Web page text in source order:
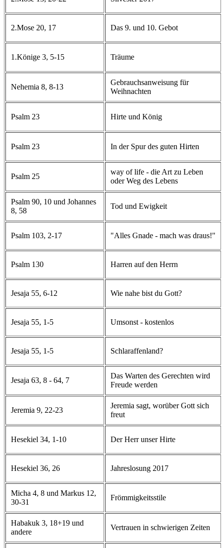
2.Mose 20, 17 Das 9. und 10. Gebot
1.Könige 3, 5-15 Träume
Nehemia 8, 8-13
Gebrauchsanweisung für
Weihnachten
Psalm 23 Hirte und König
Psalm 23 In der Spur des guten Hirten
Psalm 25
way of life - die Art zu Leben
oder Weg des Lebens
Psalm 90, 10 und Johannes
8, 58
Tod und Ewigkeit
Psalm 103, 2-17 "Alles Gnade - mach was draus!"
Psalm 130 Harren auf den Herrn
Jesaja 55, 6-12 Wie nahe bist du Gott?
Jesaja 55, 1-5 Umsonst - kostenlos
Jesaja 55, 1-5 Schlaraffenland?
Jesaja 63, 8 - 64, 7
Das Warten des Gerechten wird
Freude werden
Jeremia 9, 22-23
Jeremia sagt, worüber Gott sich
freut
Hesekiel 34, 1-10 Der Herr unser Hirte
Hesekiel 36, 26 Jahreslosung 2017
Micha 4, 8 und Markus 12,
30-31
Frömmigkeitsstile
Habakuk 3, 18+19 und
andere
Vertrauen in schwierigen Zeiten